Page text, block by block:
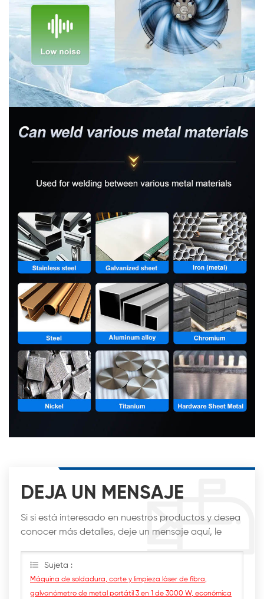
DEJA UN MENSAJE
Si si está interesado en nuestros productos y desea
conocer más detalles, deje un mensaje aquí, le
Sujeta :
Máquina de soldadura, corte y limpieza láser de fibra,
galvanómetro de metal portátil 3 en 1 de 3000 W, económica